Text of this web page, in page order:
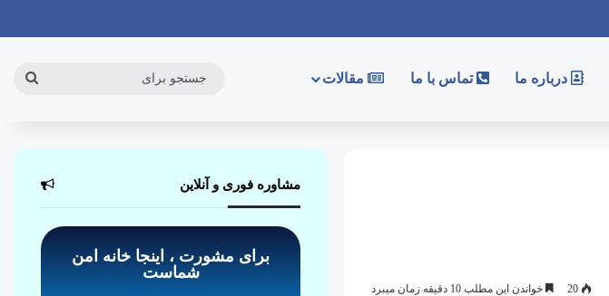
درباره ما تماس با ما مقالات
20 خواندن این مطلب 10 دقیقه زمان میبرد
مشاوره فوری و آنلاین
برای مشورت ، اینجا خانه امن
شماست